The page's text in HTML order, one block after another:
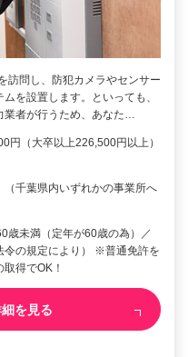
訪問し、防犯カメラやセンサー
を設置します。といっても、
業者が行うため、あなた…
円（大卒以上226,500円以上）
千葉県内いずれかの事業所へ
歳未満（定年が60歳の為）／
の規定により） ※普通免許を
得でOK！
を見る